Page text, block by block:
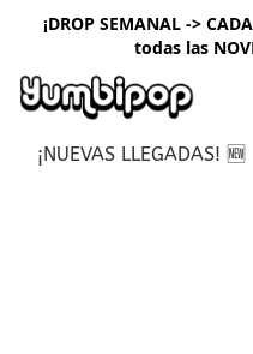
¡DROP SEMANAL ->
todas las
¡NUEVAS LLEGADAS! 🆕